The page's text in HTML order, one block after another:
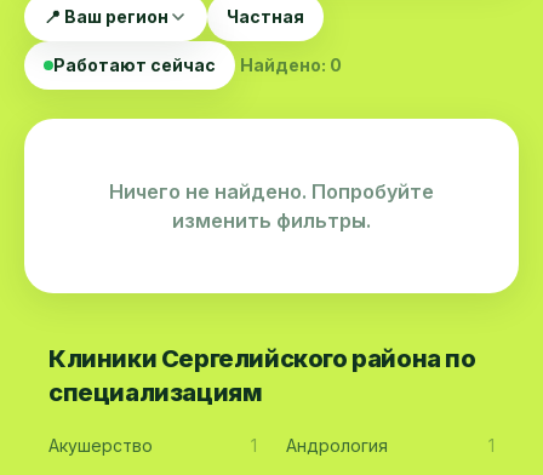
📍 Ваш регион Частная
Работают сейчас Найдено: 0
Ничего не найдено. Попробуйте
изменить фильтры.
Клиники Сергелийского района по
специализациям
Акушерство 1 Андрология 1